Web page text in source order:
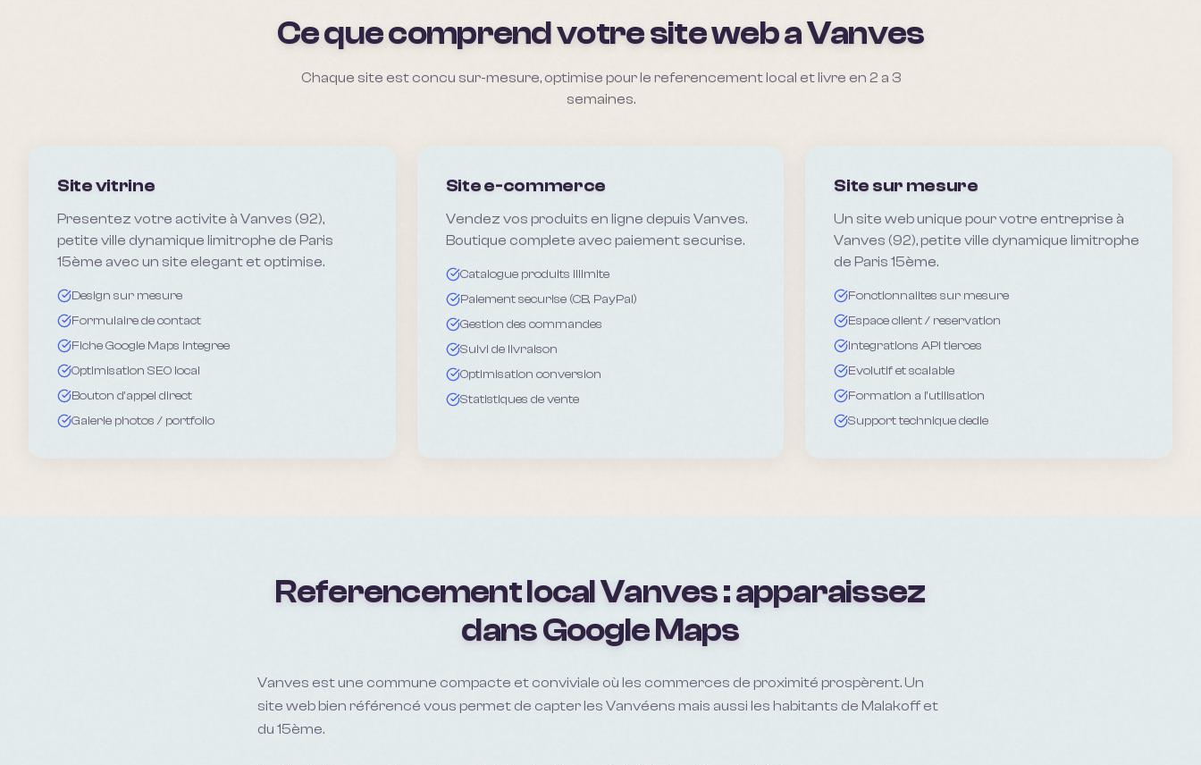
Ce que comprend votre site web aVanves
Chaque site est concu sur-mesure, optimise pour le referencement local et livre en 2 a 3
semaines.
Site vitrine
Presentez votre activite à Vanves (92),
petite ville dynamique limitrophe de Paris
15ème avec un site elegant et optimise.
Design sur mesure
Formulaire de contact
Fiche Google Maps integree
Optimisation SEO local
Bouton d'appel direct
Galerie photos / portfolio
Site e-commerce
Vendez vos produits en ligne depuis Vanves.
Boutique complete avec paiement securise.
Catalogue produits illimite
Paiement securise (CB, PayPal)
Gestion des commandes
Suivi de livraison
Optimisation conversion
Statistiques de vente
Site sur mesure
Un site web unique pour votre entreprise à
Vanves (92), petite ville dynamique limitrophe
de Paris 15ème.
Fonctionnalites sur mesure
Espace client / reservation
Integrations API tierces
Evolutif et scalable
Formation a l'utilisation
Support technique dedie
Referencement localVanves: apparaissez
dans Google Maps
Vanves est une commune compacte et conviviale où les commerces de proximité prospèrent. Un
site web bien référencé vous permet de capter les Vanvéens mais aussi les habitants de Malakoff et
du 15ème.